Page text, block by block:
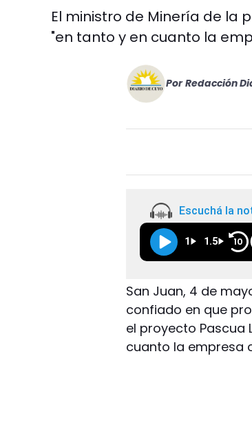
El ministro de Minería de la
"en tanto y en cuanto la
Por Redacción
Escuchá la
1 1.5 10
San Juan, 4 de
confiado en que
el proyecto Pascua
cuanto la empresa